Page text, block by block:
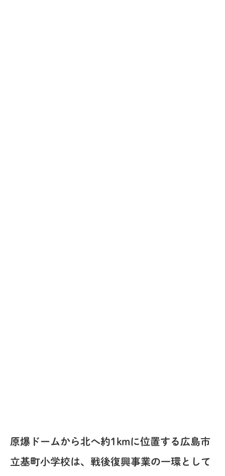
原爆ドームから北へ約1kmに位置する広島市
立基町小学校は、戦後復興事業の一環として